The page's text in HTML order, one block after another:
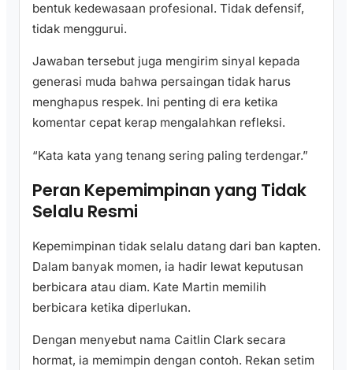
bentuk kedewasaan profesional. Tidak defensif,
tidak menggurui.
Jawaban tersebut juga mengirim sinyal kepada
generasi muda bahwa persaingan tidak harus
menghapus respek. Ini penting di era ketika
komentar cepat kerap mengalahkan refleksi.
“Kata kata yang tenang sering paling terdengar.”
Peran Kepemimpinan yang Tidak
Selalu Resmi
Kepemimpinan tidak selalu datang dari ban kapten.
Dalam banyak momen, ia hadir lewat keputusan
berbicara atau diam. Kate Martin memilih
berbicara ketika diperlukan.
Dengan menyebut nama Caitlin Clark secara
hormat, ia memimpin dengan contoh. Rekan setim